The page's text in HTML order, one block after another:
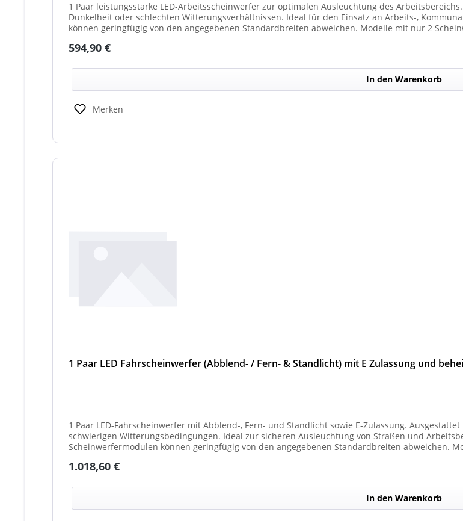
1 Paar leistungsstarke LED-Arbeitsscheinwerfer zur optimalen Ausleuchtung des
Dunkelheit oder schlechten Witterungsverhältnissen. Ideal für den Einsatz an Arbeits-, Kommunal- und Sonderfahrzeugen.
können geringfügig von den angegebenen Standardbreiten abweichen. Modelle mit nur 2
Regulärer Preis:
594,90 €
In den Warenkorb
Merken
1 Paar LED Fahrscheinwerfer (Abblend- / Fern- & Standlicht) mit E Zulassung und
1 Paar LED-Fahrscheinwerfer mit Abblend-, Fern- und Standlicht sowie E-Zulassung.
schwierigen Witterungsbedingungen. Ideal zur sicheren Ausleuchtung von Straßen und Arbeitsbereichen bei
Scheinwerfermodulen können geringfügig von den angegebenen Standardbreiten abweichen.
Scheinwerfer möglich)
Regulärer Preis:
1.018,60 €
In den Warenkorb